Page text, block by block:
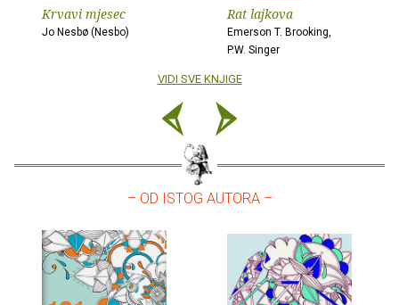
Krvavi mjesec
Jo Nesbø (Nesbo)
Rat lajkova
Emerson T. Brooking,
P.W. Singer
VIDI SVE KNJIGE
– OD ISTOG AUTORA –